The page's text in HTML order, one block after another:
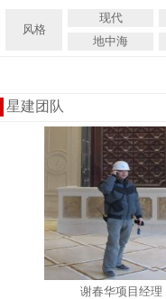
风格
现代
地中海
星建团队
谢春华项目经理